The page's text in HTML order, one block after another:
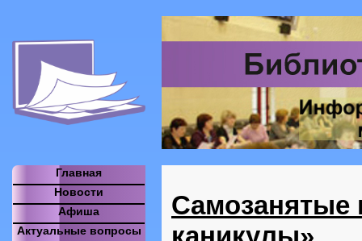
Самозанятые
Главная
Новости
Афиша
Актуальные вопросы